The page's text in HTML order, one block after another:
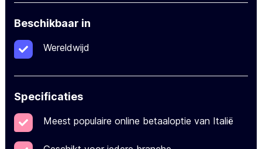
Beschikbaar in
Wereldwijd
Specificaties
Meest populaire online betaaloptie van Italië